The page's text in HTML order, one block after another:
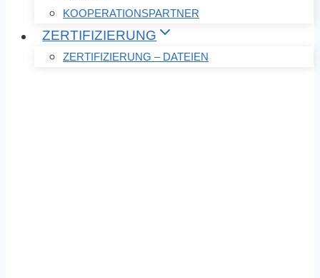
KOOPERATIONSPARTNER
ZERTIFIZIERUNG
ZERTIFIZIERUNG – DATEIEN